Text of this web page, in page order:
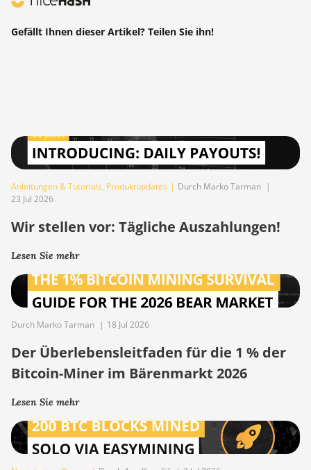
Gefällt Ihnen dieser Artikel? Teilen Sie ihn!
Anleitungen & Tutorials, Produktupdates | Durch Marko Tarman |
23 Jul 2026
Wir stellen vor: Tägliche Auszahlungen!
Lesen Sie mehr
Durch Marko Tarman | 18 Jul 2026
Der Überlebensleitfaden für die 1 % der
Bitcoin-Miner im Bärenmarkt 2026
Lesen Sie mehr